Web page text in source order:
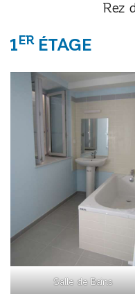
Rez
1ERÉTAGE
Salle de Bains